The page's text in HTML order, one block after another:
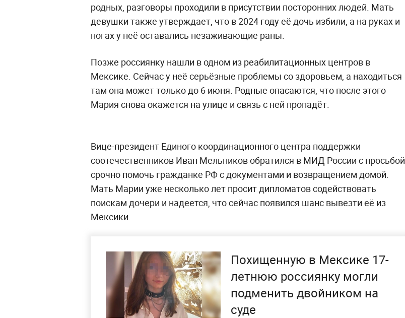
родных, разговоры проходили в присутствии посторонних людей. Мать
девушки также утверждает, что в 2024 году её дочь избили, а на руках и
ногах у неё оставались незаживающие раны.
Позже россиянку нашли в одном из реабилитационных центров в
Мексике. Сейчас у неё серьёзные проблемы со здоровьем, а находиться
там она может только до 6 июня. Родные опасаются, что после этого
Мария снова окажется на улице и связь с ней пропадёт.
Вице-президент Единого координационного центра поддержки
соотечественников Иван Мельников обратился в МИД России с просьбой
срочно помочь гражданке РФ с документами и возвращением домой.
Мать Марии уже несколько лет просит дипломатов содействовать
поискам дочери и надеется, что сейчас появился шанс вывезти её из
Мексики.
Похищенную в Мексике 17-
летнюю россиянку могли
подменить двойником на
суде